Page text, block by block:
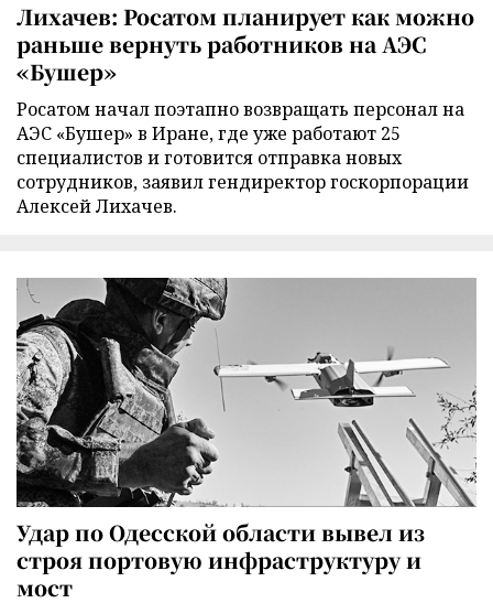
Лихачев: Росатом планирует как можно
раньше вернуть работников на АЭС
«Бушер»
Росатом начал поэтапно возвращать персонал на
АЭС «Бушер» в Иране, где уже работают 25
специалистов и готовится отправка новых
сотрудников, заявил гендиректор госкорпорации
Алексей Лихачев.
Удар по Одесской области вывел из
строя портовую инфраструктуру и
мост